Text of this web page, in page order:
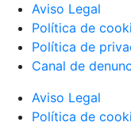
Aviso Legal
Política de
Política de
Canal de
Aviso Legal
Política de